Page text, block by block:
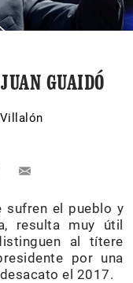
GUAIDÓ
sufren el pueblo y
resulta muy útil
al títere
por una
el 2017.